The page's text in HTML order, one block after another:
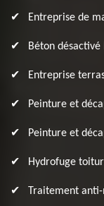
Entreprise de
Béton désactivé
Entreprise
Peinture et
Peinture et
Hydrofuge
Traitement